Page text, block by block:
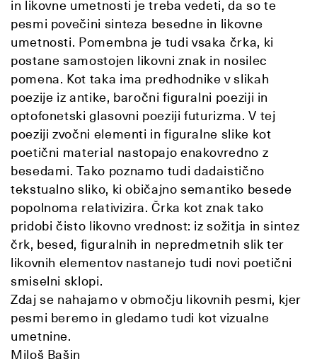
in likovne umetnosti je treba vedeti, da so te
pesmi povečini sinteza besedne in likovne
umetnosti. Pomembna je tudi vsaka črka, ki
postane samostojen likovni znak in nosilec
pomena. Kot taka ima predhodnike v slikah
poezije iz antike, baročni figuralni poeziji in
optofonetski glasovni poeziji futurizma. V tej
poeziji zvočni elementi in figuralne slike kot
poetični material nastopajo enakovredno z
besedami. Tako poznamo tudi dadaistično
tekstualno sliko, ki običajno semantiko besede
popolnoma relativizira. Črka kot znak tako
pridobi čisto likovno vrednost: iz sožitja in sintez
črk, besed, figuralnih in nepredmetnih slik ter
likovnih elementov nastanejo tudi novi poetični
smiselni sklopi.
Zdaj se nahajamo v območju likovnih pesmi, kjer
pesmi beremo in gledamo tudi kot vizualne
umetnine.
Miloš Bašin